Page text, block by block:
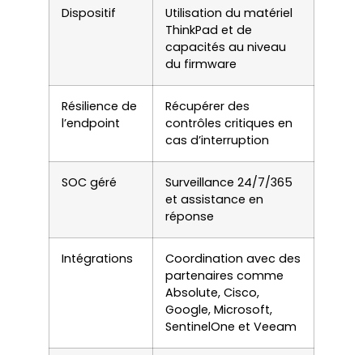
Dispositif
Utilisation du matériel
ThinkPad et de
capacités au niveau
du firmware
Résilience de
l’endpoint
Récupérer des
contrôles critiques en
cas d’interruption
SOC géré
Surveillance 24/7/365
et assistance en
réponse
Intégrations
Coordination avec des
partenaires comme
Absolute, Cisco,
Google, Microsoft,
SentinelOne et Veeam